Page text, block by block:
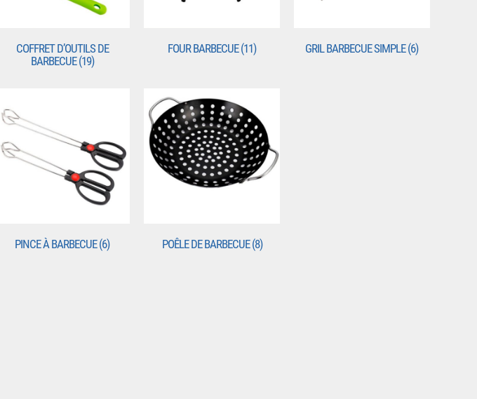
COFFRET D’OUTILS DE
BARBECUE(19)
FOUR BARBECUE(11) GRIL BARBECUE SIMPLE(6)
PINCE À BARBECUE(6) POÊLE DE BARBECUE(8)